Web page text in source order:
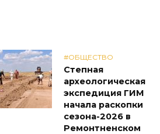
#ОБЩЕСТВО
Степная
археологическая
экспедиция ГИМ
начала раскопки
сезона-2026 в
Ремонтненском